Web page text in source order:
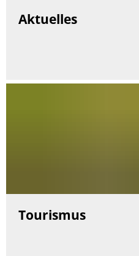
Aktuelles
Tourismus